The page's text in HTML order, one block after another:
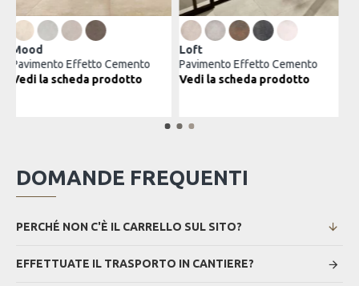
Pavimento Effetto Cemento
Vedi la scheda prodotto
Pavimento Effetto
Vedi la scheda
DOMANDE FREQUENTI
PERCHÉ NON C'È IL CARRELLO SUL SITO?
EFFETTUATE IL TRASPORTO IN CANTIERE?